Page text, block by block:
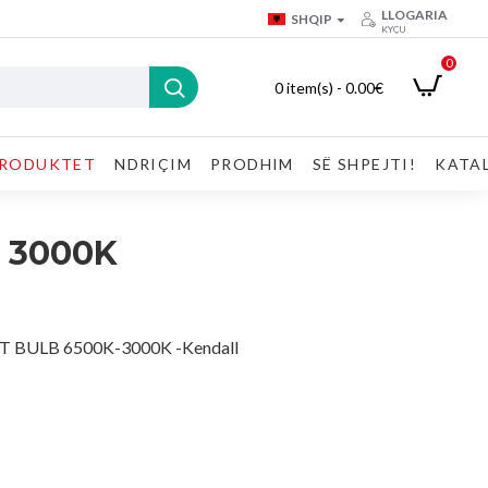
SHQIP LLOGARIA
KYÇU
0 item(s) - 0.00€
0
NDRIÇIM PRODHIM SË SHPEJTI!
3000K
BULB 6500K-3000K -Kendall